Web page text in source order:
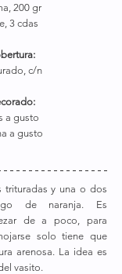
200 gr
3 cdas
c/n
a gusto
a gusto
trituradas y una o dos
de naranja. Es
de a poco, para
solo tiene que
arenosa. La idea es
vasito.